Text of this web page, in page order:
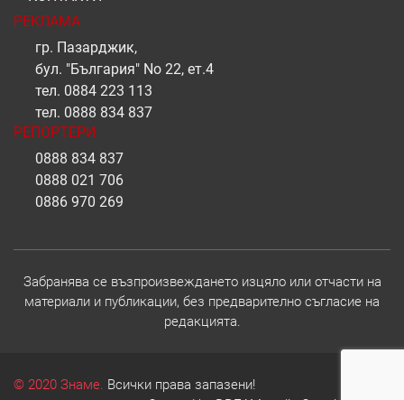
РЕКЛАМА
гр. Пазарджик,
бул. "България" No 22, ет.4
тел. 0884 223 113
тел. 0888 834 837
РЕПОРТЕРИ
0888 834 837
0888 021 706
0886 970 269
Забранява се възпроизвеждането изцяло или отчасти на
материали и публикации, без предварително съгласие на
редакцията.
© 2020 Знаме. Всички права запазени!